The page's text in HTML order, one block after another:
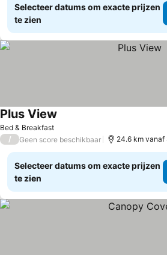
Selecteer datums om exacte prijzen
te zien
Bed & Breakfast
Plus View
/ Geen score beschikbaar 24.6 km vanaf
Selecteer datums om exacte prijzen
te zien